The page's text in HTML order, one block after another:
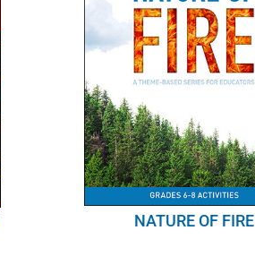
NATURE OF FIRE